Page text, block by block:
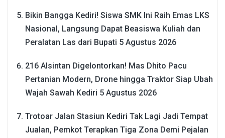
Bikin Bangga Kediri! Siswa SMK Ini Raih Emas LKS
Nasional, Langsung Dapat Beasiswa Kuliah dan
Peralatan Las dari Bupati 5 Agustus 2026
216 Alsintan Digelontorkan! Mas Dhito Pacu
Pertanian Modern, Drone hingga Traktor Siap Ubah
Wajah Sawah Kediri 5 Agustus 2026
Trotoar Jalan Stasiun Kediri Tak Lagi Jadi Tempat
Jualan, Pemkot Terapkan Tiga Zona Demi Pejalan